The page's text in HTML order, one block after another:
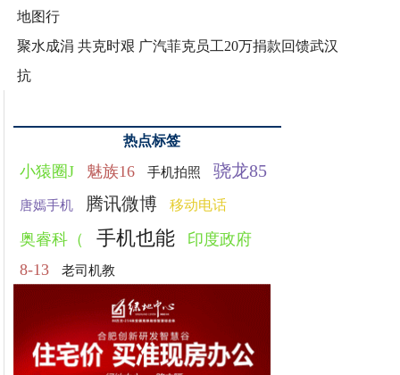
地图行
聚水成涓 共克时艰 广汽菲克员工20万捐款回馈武汉
抗
热点标签
小猿圈J 魅族16 手机拍照 骁龙85
唐嫣手机 腾讯微博 移动电话
奥睿科（ 手机也能
印度政府
8-13
老司机教